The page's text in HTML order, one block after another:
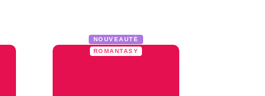
NOUVEAUTÉ
ROMANTASY